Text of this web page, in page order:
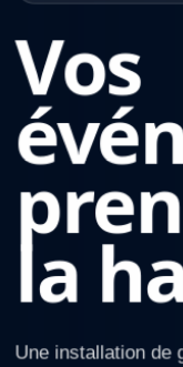
Vos
la
Une installation de